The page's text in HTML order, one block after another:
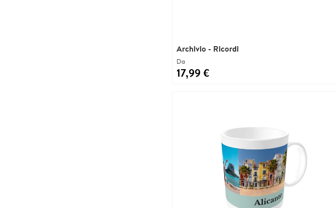
Archivio - Ricordi
Da
17,99 €